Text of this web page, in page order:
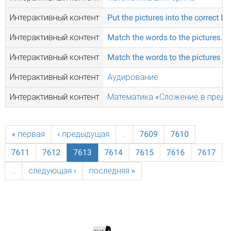
Интерактивный контент Put the pictures into the correct
Интерактивный контент Match the words to the pictures.
Интерактивный контент Match the words to the pictures
Интерактивный контент Аудирование
Интерактивный контент Математика «Сложение в
« первая ‹ предыдущая … 7609
7610
7611
7612 7613 7614 7615 7616
7617
…
следующая › последняя »